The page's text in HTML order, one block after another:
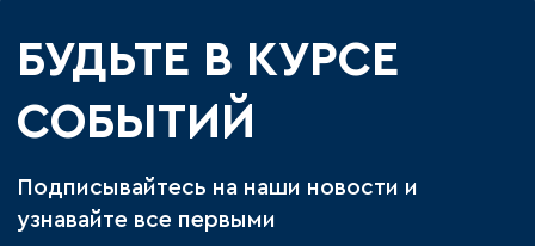
БУДЬТЕ В КУРСЕ
СОБЫТИЙ
Подписывайтесь на наши новости и
узнавайте все первыми